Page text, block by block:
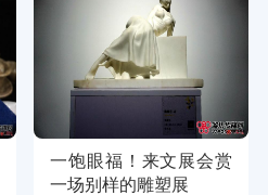
一饱眼福！来文展会赏
一场别样的雕塑展